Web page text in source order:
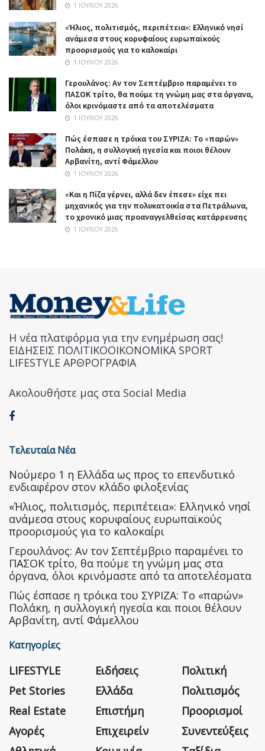
1 ΙΟΥΛΊΟΥ 2026
«Ήλιος, πολιτισμός, περιπέτεια»: Ελληνικό νησί
ανάμεσα στους κορυφαίους ευρωπαϊκούς
προορισμούς για το καλοκαίρι
1 ΙΟΥΛΊΟΥ 2026
Γερουλάνος: Αν τον Σεπτέμβριο παραμένει το
ΠΑΣΟΚ τρίτο, θα πούμε τη γνώμη μας στα όργανα,
όλοι κρινόμαστε από τα αποτελέσματα
1 ΙΟΥΛΊΟΥ 2026
Πώς έσπασε η τρόικα του ΣΥΡΙΖΑ: Το «παρών»
Πολάκη, η συλλογική ηγεσία και ποιοι θέλουν
Αρβανίτη, αντί Φάμελλου
1 ΙΟΥΛΊΟΥ 2026
«Και η Πίζα γέρνει, αλλά δεν έπεσε» είχε πει
μηχανικός για την πολυκατοικία στα Πετράλωνα,
το χρονικό μιας προαναγγελθείσας κατάρρευσης
1 ΙΟΥΛΊΟΥ 2026
Η νέα πλατφόρμα για την ενημέρωση σας!
ΕΙΔΗΣΕΙΣ ΠΟΛΙΤΙΚΟΟΙΚΟΝΟΜΙΚΑ SPORT
LIFESTYLE ΑΡΘΡΟΓΡΑΦΙΑ
Ακολουθήστε μας στα Social Media
Τελευταία Νέα
Nούμερο 1 η Ελλάδα ως προς το επενδυτικό
ενδιαφέρον στον κλάδο φιλοξενίας
«Ήλιος, πολιτισμός, περιπέτεια»: Ελληνικό νησί
ανάμεσα στους κορυφαίους ευρωπαϊκούς
προορισμούς για το καλοκαίρι
Γερουλάνος: Αν τον Σεπτέμβριο παραμένει το
ΠΑΣΟΚ τρίτο, θα πούμε τη γνώμη μας στα
όργανα, όλοι κρινόμαστε από τα αποτελέσματα
Πώς έσπασε η τρόικα του ΣΥΡΙΖΑ: Το «παρών»
Πολάκη, η συλλογική ηγεσία και ποιοι θέλουν
Αρβανίτη, αντί Φάμελλου
Κατηγορίες
LIFESTYLE
Pet Stories
Real Estate
Αγορές
Ειδήσεις
Ελλάδα
Επιστήμη
Επιχειρείν
Πολιτική
Πολιτισμός
Προορισμοί
Συνεντεύξεις